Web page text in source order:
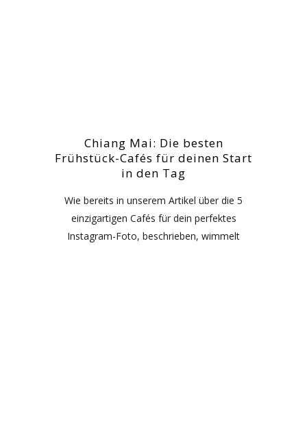
Chiang Mai: Die besten
Frühstück-Cafés für deinen Start
in den Tag
Wie bereits in unserem Artikel über die 5
einzigartigen Cafés für dein perfektes
Instagram-Foto, beschrieben, wimmelt